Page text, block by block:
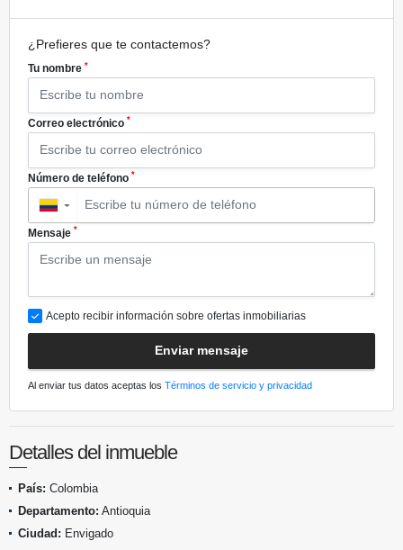
¿Prefieres que te contactemos?
Tu nombre *
Correo electrónico *
Número de teléfono *
▼
Mensaje *
Acepto recibir información sobre ofertas inmobiliarias
Enviar mensaje
Al enviar tus datos aceptas los Términos de servicio y privacidad
Detalles del inmueble
País: Colombia
Departamento: Antioquia
Ciudad: Envigado